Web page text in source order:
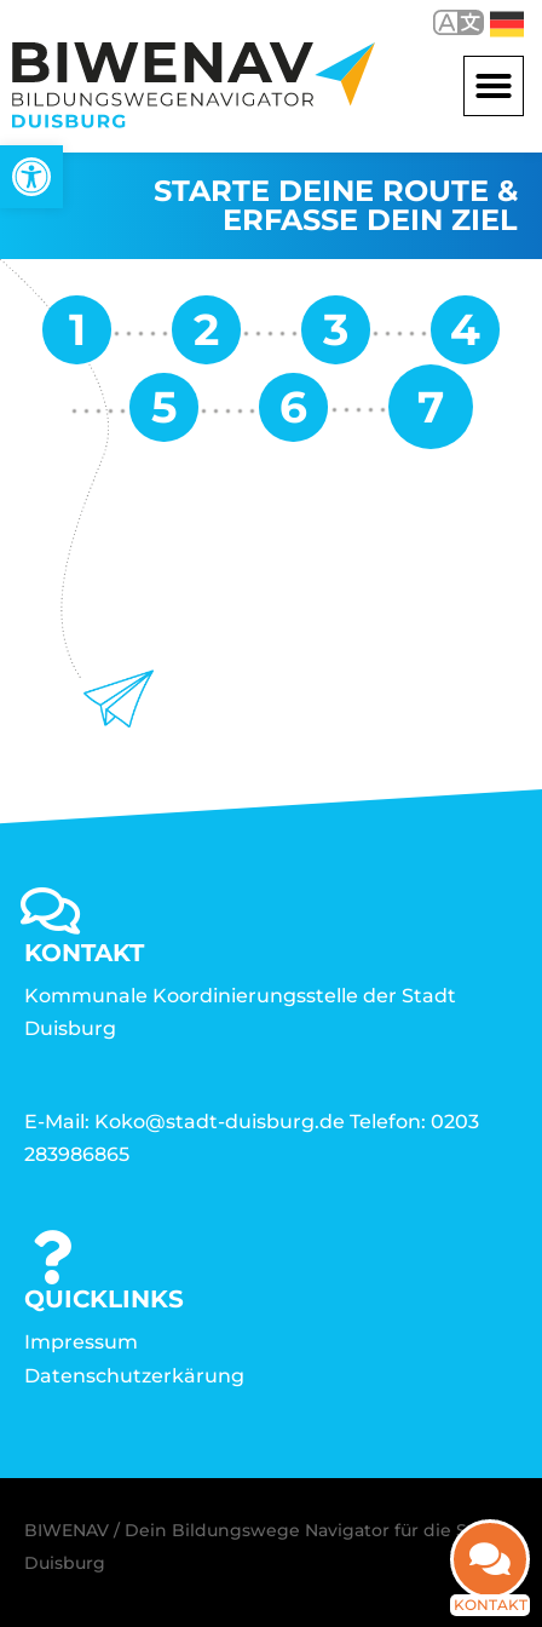
Werkzeugleiste öffnen
STARTE DEINE ROUTE &
ERFASSE DEIN ZIEL
KONTAKT
Kommunale Koordinierungsstelle der Stadt
Duisburg
E-Mail: Koko@stadt-duisburg.de Telefon: 0203
283986865
QUICKLINKS
Impressum
Datenschutzerkärung
BIWENAV / Dein Bildungswege Navigator für die Stadt
Duisburg
KONTAKT